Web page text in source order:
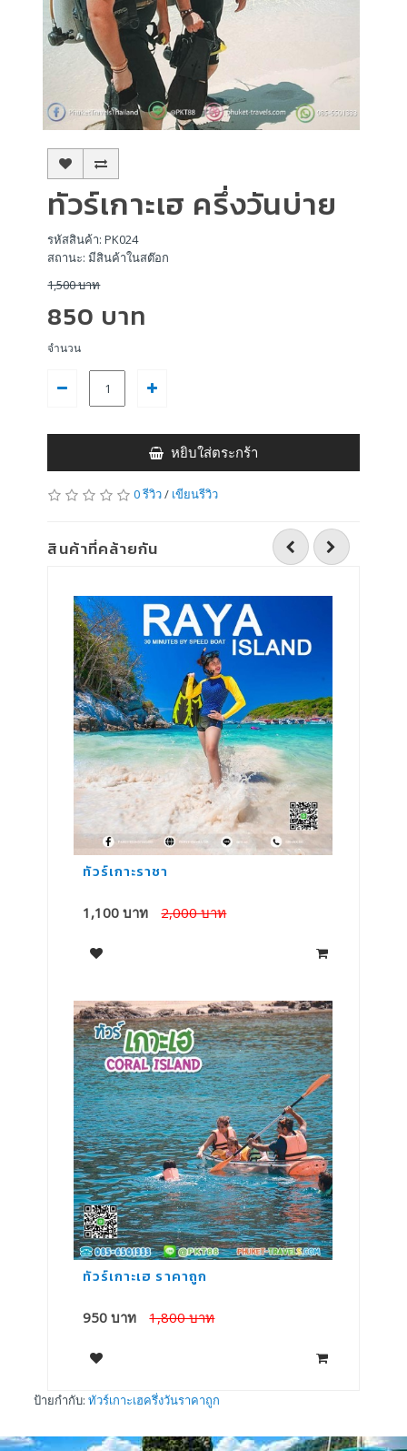
ทัวร์เกาะเฮ ครึ่งวันบ่าย
รหัสสินค้า: PK024
สถานะ: มีสินค้าในสต๊อก
1,500 บาท
850 บาท
จำนวน
หยิบใส่ตระกร้า
0 รีวิว/ เขียนรีวิว
สินค้าที่คล้ายกัน
ทัวร์เกาะราชา
1,100 บาท 2,000 บาท
ทัวร์เกาะเฮ ราคาถูก
950 บาท 1,800 บาท
ป้ายกำกับ:ทัวร์เกาะเฮครึ่งวันราคาถูก